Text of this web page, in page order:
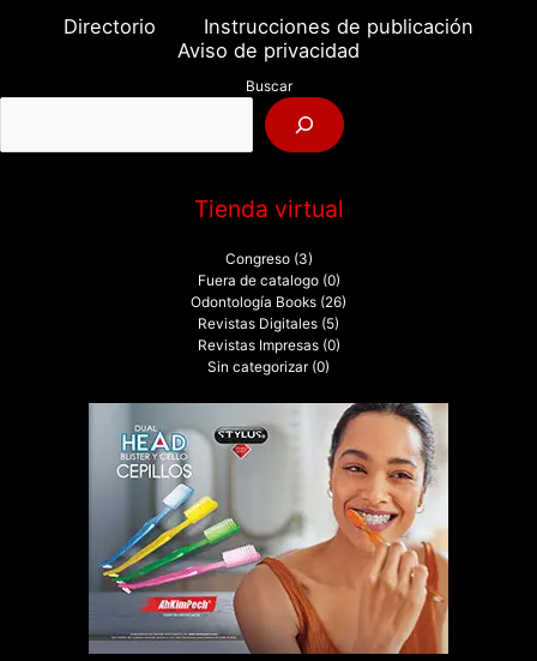
o
:
Directorio
Instrucciones de publicación
Aviso de privacidad
Buscar
Tienda virtual
Congreso (3)
Fuera de catalogo (0)
Odontología Books (26)
Revistas Digitales (5)
Revistas Impresas (0)
Sin categorizar (0)